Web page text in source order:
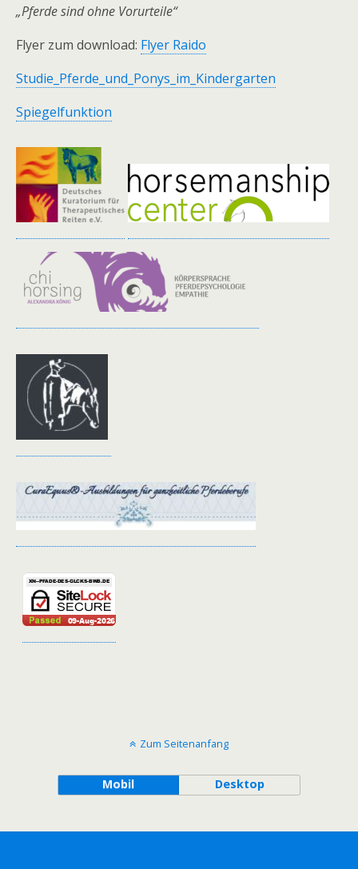
„Pferde sind ohne Vorurteile“
Flyer zum download: Flyer Raido
Studie_Pferde_und_Ponys_im_Kindergarten
Spiegelfunktion
Zum Seitenanfang
Mobil Desktop